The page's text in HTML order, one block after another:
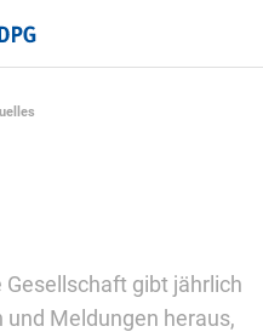
gibt jährlich
Meldungen heraus,